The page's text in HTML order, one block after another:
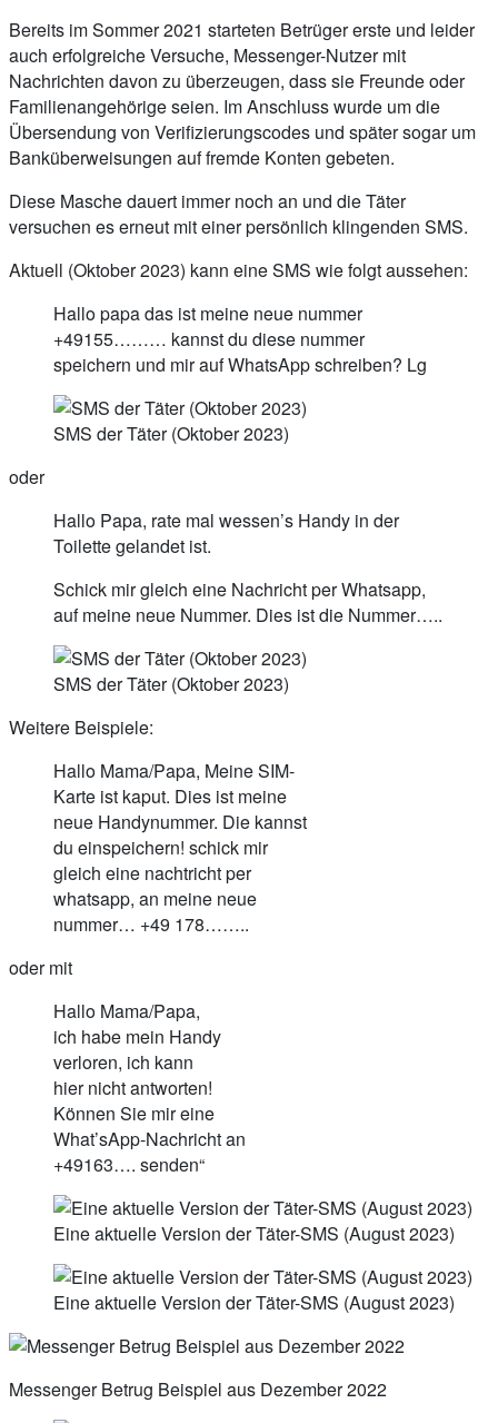
Bereits im Sommer 2021 starteten Betrüger erste und leider
auch erfolgreiche Versuche, Messenger-Nutzer mit
Nachrichten davon zu überzeugen, dass sie Freunde oder
Familienangehörige seien. Im Anschluss wurde um die
Übersendung von Verifizierungscodes und später sogar um
Banküberweisungen auf fremde Konten gebeten.
Diese Masche dauert immer noch an und die Täter
versuchen es erneut mit einer persönlich klingenden SMS.
Aktuell (Oktober 2023) kann eine SMS wie folgt aussehen:
Hallo papa das ist meine neue nummer
+49155……… kannst du diese nummer
speichern und mir auf WhatsApp schreiben? Lg
SMS der Täter (Oktober 2023)
oder
Hallo Papa, rate mal wessen’s Handy in der
Toilette gelandet ist.
Schick mir gleich eine Nachricht per Whatsapp,
auf meine neue Nummer. Dies ist die Nummer…..
SMS der Täter (Oktober 2023)
Weitere Beispiele:
Hallo Mama/Papa, Meine SIM-
Karte ist kaput. Dies ist meine
neue Handynummer. Die kannst
du einspeichern! schick mir
gleich eine nachtricht per
whatsapp, an meine neue
nummer… +49 178……..
oder mit
Hallo Mama/Papa,
ich habe mein Handy
verloren, ich kann
hier nicht antworten!
Können Sie mir eine
What’sApp-Nachricht an
+49163…. senden“
Eine aktuelle Version der Täter-SMS (August 2023)
Eine aktuelle Version der Täter-SMS (August 2023)
Messenger Betrug Beispiel aus Dezember 2022